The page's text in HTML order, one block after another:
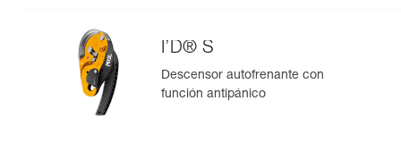
I’D® S
Descensor autofrenante con
función antipánico